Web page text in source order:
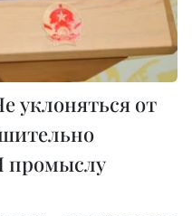
уклоняться от
промыслу